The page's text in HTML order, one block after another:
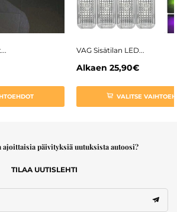
VAG Sisätilan LED...
Alkaen 25,90€
VALITSE
ajoittaisia päivityksiä uutuksista autoosi?
TILAA UUTISLEHTI